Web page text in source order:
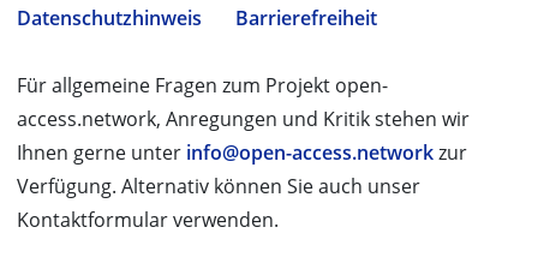
Datenschutzhinweis
Barrierefreiheit
Für allgemeine Fragen zum Projekt open-
access.network, Anregungen und Kritik stehen wir
Ihnen gerne unter info@open-access.networkzur
Verfügung. Alternativ können Sie auch unser
Kontaktformular verwenden.